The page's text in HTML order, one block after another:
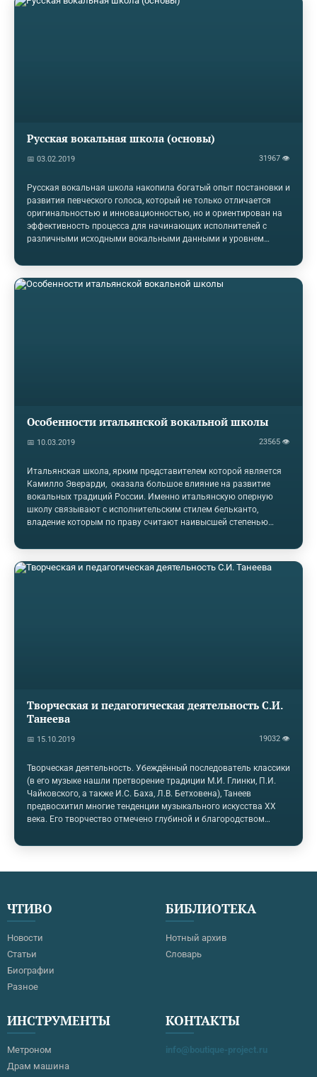
отзывчивым человеком, никогда не позволявшим себе
Русская вокальная школа (основы)
📅 03.02.2019 31967 👁
Русская вокальная школа накопила богатый опыт постановки и
развития певческого голоса, который не только отличается
оригинальностью и инновационностью, но и ориентирован на
эффективность процесса для начинающих исполнителей с
различными исходными вокальными данными и уровнем
русской вокальной школы в процессе постановки голоса
используется недостаточно и фрагментарно. На современном
этапе развития отечественной вокальной школы анализ
Особенности итальянской вокальной школы
📅 10.03.2019 23565 👁
Итальянская школа, ярким представителем которой является
Камилло Эверарди, оказала большое влияние на развитие
вокальных традиций России. Именно итальянскую оперную
школу связывают с исполнительским стилем бельканто,
владение которым по праву считают наивысшей степенью
на два столетия: от начала XVII века до конца XVIII. Это период
безраздельного господства виртуозов на мировых оперных
сценах. Искусство бельканто является органическим и
Творческая и педагогическая деятельность С.И.
Танеева
📅 15.10.2019 19032 👁
Творческая деятельность. Убеждённый последователь классики
(в его музыке нашли претворение традиции М.И. Глинки, П.И.
Чайковского, а также И.С. Баха, Л.В. Бетховена), Танеев
предвосхитил многие тенденции музыкального искусства XX
века. Его творчество отмечено глубиной и благородством
направленностью, сдержанностью высказывания, мастерством
сочинениях он тяготел к нравственно - философской
единственная опера - "Орестея" (1894, по Эсхилу) - образец…
ЧТИВО
Новости
Статьи
Биографии
Разное
БИБЛИОТЕКА
Нотный архив
Словарь
ИНСТРУМЕНТЫ
Метроном
Драм машина
КОНТАКТЫ
info@boutique-project.ru